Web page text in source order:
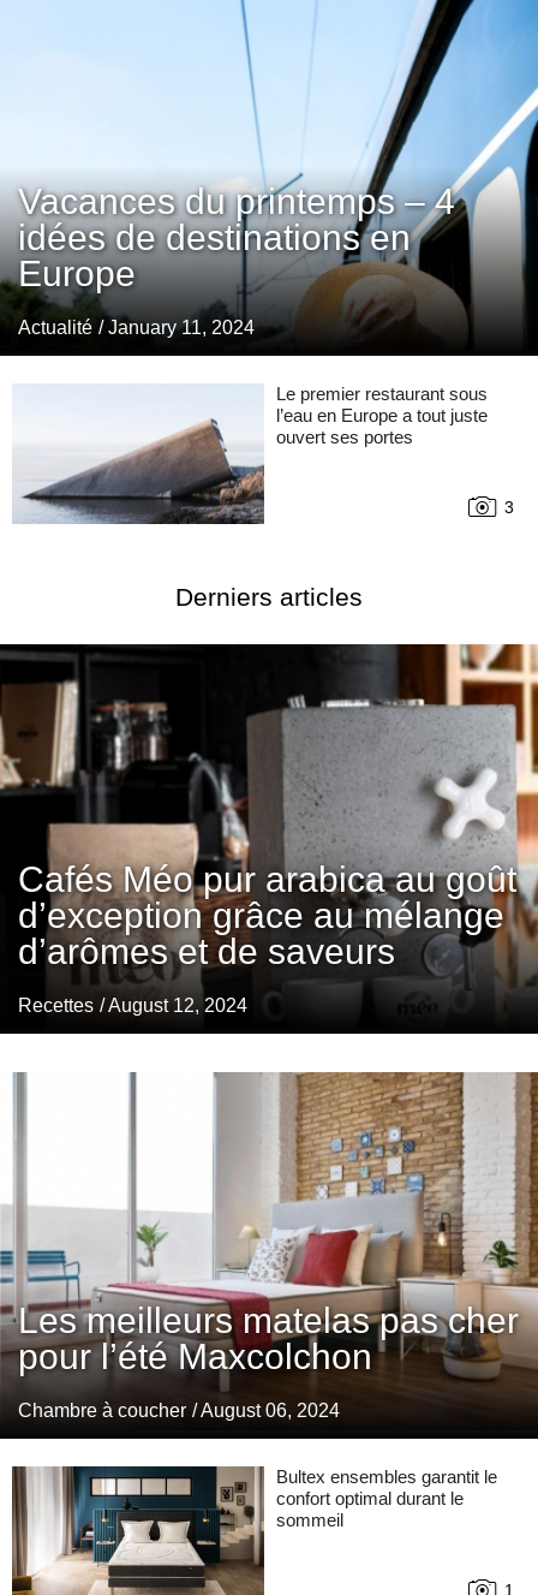
Vacances du printemps – 4
idées de destinations en
Europe
Actualité / January 11, 2024
Le premier restaurant sous
l’eau en Europe a tout juste
ouvert ses portes
3
Derniers articles
Cafés Méo pur arabica au goût
d’exception grâce au mélange
d’arômes et de saveurs
Recettes / August 12, 2024
Les meilleurs matelas pas cher
pour l’été Maxcolchon
Chambre à coucher / August 06, 2024
Bultex ensembles garantit le
confort optimal durant le
sommeil
1